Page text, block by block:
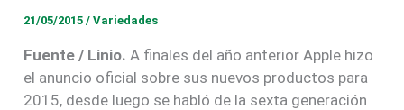
21/05/2015/Variedades
Fuente / Linio. A finales del año anterior Apple hizo
el anuncio oficial sobre sus nuevos productos para
2015, desde luego se habló de la sexta generación